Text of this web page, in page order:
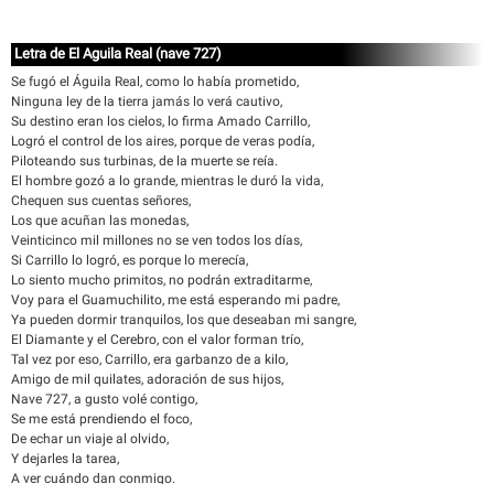
Letra de El Aguila Real (nave 727)
Se fugó el Águila Real, como lo había prometido,
Ninguna ley de la tierra jamás lo verá cautivo,
Su destino eran los cielos, lo firma Amado Carrillo,
Logró el control de los aires, porque de veras podía,
Piloteando sus turbinas, de la muerte se reía.
El hombre gozó a lo grande, mientras le duró la vida,
Chequen sus cuentas señores,
Los que acuñan las monedas,
Veinticinco mil millones no se ven todos los días,
Si Carrillo lo logró, es porque lo merecía,
Lo siento mucho primitos, no podrán extraditarme,
Voy para el Guamuchilito, me está esperando mi padre,
Ya pueden dormir tranquilos, los que deseaban mi sangre,
El Diamante y el Cerebro, con el valor forman trío,
Tal vez por eso, Carrillo, era garbanzo de a kilo,
Amigo de mil quilates, adoración de sus hijos,
Nave 727, a gusto volé contigo,
Se me está prendiendo el foco,
De echar un viaje al olvido,
Y dejarles la tarea,
A ver cuándo dan conmigo.